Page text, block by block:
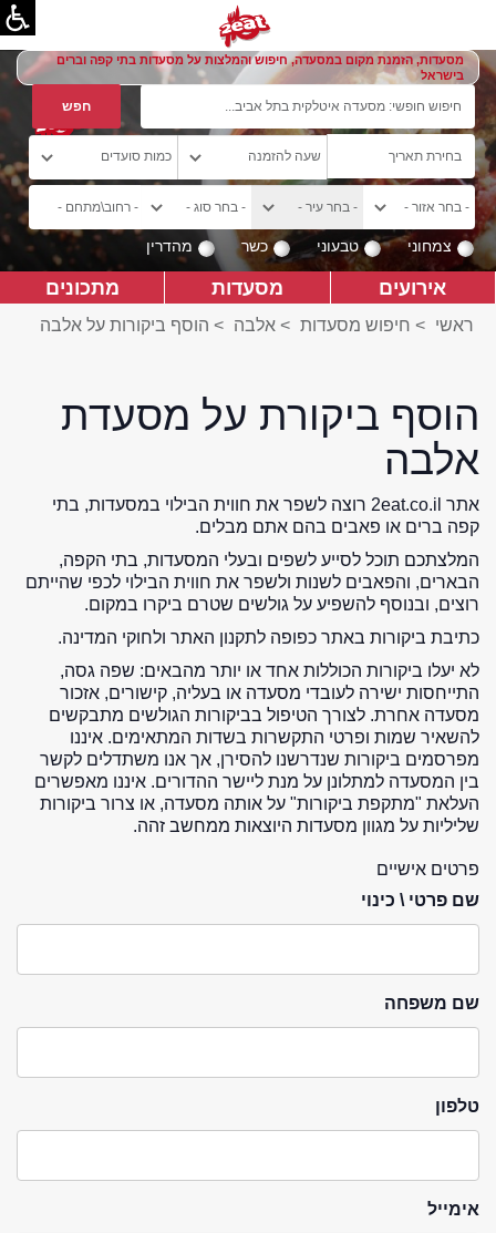
מסעדות, הזמנת מקום במסעדה, חיפוש והמלצות על מסעדות בתי קפה וברים
בישראל
צמחוני טבעוני כשר מהדרין
אירועים מסעדות מתכונים
ראשי > חיפוש מסעדות > אלבה > הוסף ביקורות על אלבה
הוסף ביקורת על מסעדת
אלבה
אתר 2eat.co.il רוצה לשפר את חווית הבילוי במסעדות, בתי
קפה ברים או פאבים בהם אתם מבלים.
המלצתכם תוכל לסייע לשפים ובעלי המסעדות, בתי הקפה,
הבארים, והפאבים לשנות ולשפר את חווית הבילוי לכפי שהייתם
רוצים, ובנוסף להשפיע על גולשים שטרם ביקרו במקום.
כתיבת ביקורות באתר כפופה לתקנון האתר ולחוקי המדינה.
לא יעלו ביקורות הכוללות אחד או יותר מהבאים: שפה גסה,
התייחסות ישירה לעובדי מסעדה או בעליה, קישורים, אזכור
מסעדה אחרת. לצורך הטיפול בביקורות הגולשים מתבקשים
להשאיר שמות ופרטי התקשרות בשדות המתאימים. איננו
מפרסמים ביקורות שנדרשנו להסירן, אך אנו משתדלים לקשר
בין המסעדה למתלונן על מנת ליישר ההדורים. איננו מאפשרים
העלאת "מתקפת ביקורות" על אותה מסעדה, או צרור ביקורות
שליליות על מגוון מסעדות היוצאות ממחשב זהה.
פרטים אישיים
שם פרטי \ כינוי
שם משפחה
טלפון
אימייל